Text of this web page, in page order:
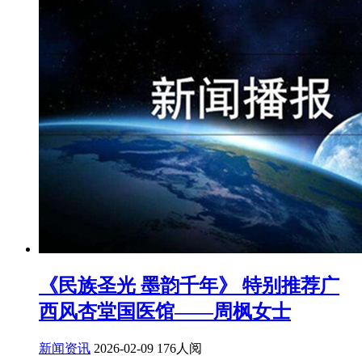
《民族圣光 墨韵千年》 特别推荐广
西风杏堂国医馆——周枫女士
新闻资讯 2026-02-09 176人阅